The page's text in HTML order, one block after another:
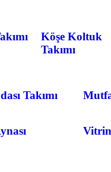
Köşe Koltuk
Takımı
Takımı
Vitrin